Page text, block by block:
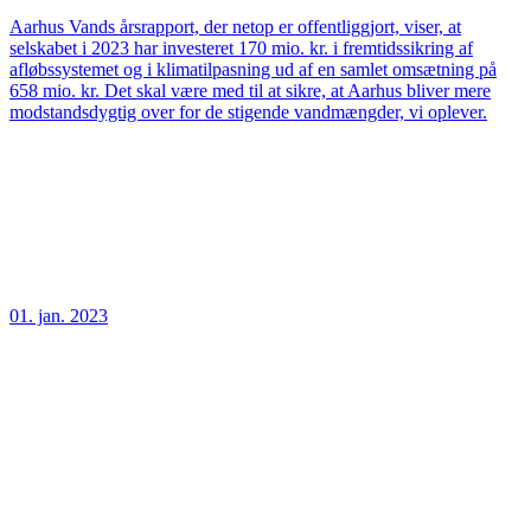
Aarhus Vands årsrapport, der netop er offentliggjort, viser, at
selskabet i 2023 har investeret 170 mio. kr. i fremtidssikring af
afløbssystemet og i klimatilpasning ud af en samlet omsætning på
658 mio. kr. Det skal være med til at sikre, at Aarhus bliver mere
modstandsdygtig over for de stigende vandmængder, vi oplever.
01. jan. 2023